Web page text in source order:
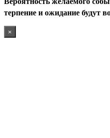
терпение и ожидание будут
×